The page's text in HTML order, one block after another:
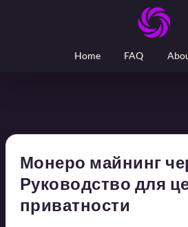
Home FAQ
Монеро майнинг
Руководство для
приватности